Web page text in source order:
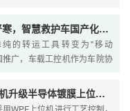
兆芯车载工控机扛住东北严寒，智慧救护车国产化替代加速落地
转运工具转变为"移动
广，车载工控机作为车院协
13600K+10USB：4U工控机升级半导体镀膜上位机控制
上位机进行工艺控制，